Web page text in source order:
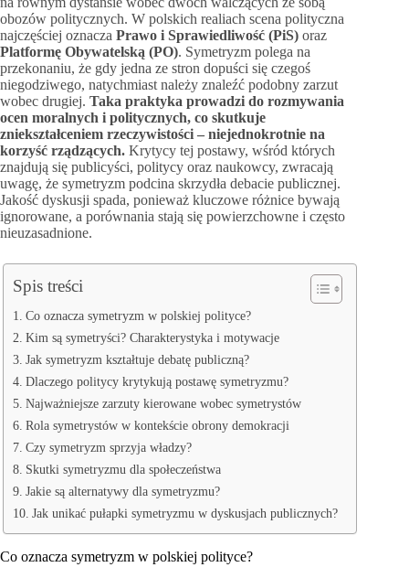
obozów politycznych. W polskich realiach scena polityczna
najczęściej oznacza Prawo i Sprawiedliwość (PiS) oraz
Platformę Obywatelską (PO). Symetryzm polega na
przekonaniu, że gdy jedna ze stron dopuści się czegoś
niegodziwego, natychmiast należy znaleźć podobny zarzut
wobec drugiej. Taka praktyka prowadzi do rozmywania
ocen moralnych i politycznych, co skutkuje
zniekształceniem rzeczywistości – niejednokrotnie na
korzyść rządzących. Krytycy tej postawy, wśród których
znajdują się publicyści, politycy oraz naukowcy, zwracają
uwagę, że symetryzm podcina skrzydła debacie publicznej.
Jakość dyskusji spada, ponieważ kluczowe różnice bywają
ignorowane, a porównania stają się powierzchowne i często
nieuzasadnione.
Spis treści
Co oznacza symetryzm w polskiej polityce?
Kim są symetryści? Charakterystyka i motywacje
Jak symetryzm kształtuje debatę publiczną?
Dlaczego politycy krytykują postawę symetryzmu?
Najważniejsze zarzuty kierowane wobec symetrystów
Rola symetrystów w kontekście obrony demokracji
Czy symetryzm sprzyja władzy?
Skutki symetryzmu dla społeczeństwa
Jakie są alternatywy dla symetryzmu?
Jak unikać pułapki symetryzmu w dyskusjach publicznych?
Co oznacza symetryzm w polskiej polityce?